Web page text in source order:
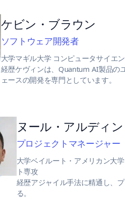
ケビン・ブラウン
ソフトウェア開発者
大学マギル大学 コンピュータサイエ
経歴ケヴィンは、Quantum AI製品の
ェースの開発を専門としています。
ヌール・アルディン
プロジェクトマネージャー
大学ベイルート・アメリカン大
ト専攻
経歴アジャイル手法に精通し、
る。